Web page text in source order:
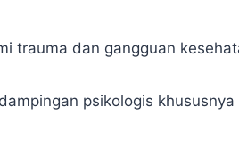
trauma dan gangguan
psikologis